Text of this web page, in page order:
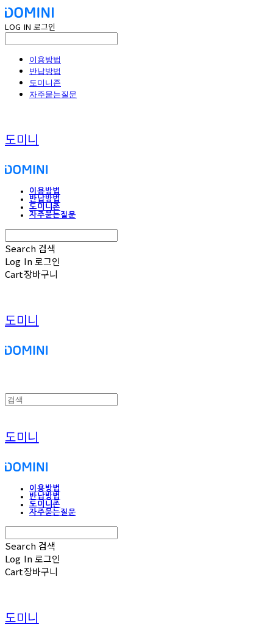
LOG IN 로그인
이용방법
반납방법
도미니존
자주묻는질문
도미니
이용방법
반납방법
도미니존
자주묻는질문
Search 검색
Log In로그인
Cart장바구니
도미니
도미니
이용방법
반납방법
도미니존
자주묻는질문
Search 검색
Log In로그인
Cart장바구니
도미니